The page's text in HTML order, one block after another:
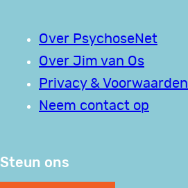
Over PsychoseNet
Over Jim van Os
Privacy & Voorwaarden
Neem contact op
Steun ons